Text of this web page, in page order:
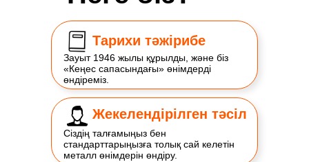
Тарихи тәжірибе
Зауыт 1946 жылы құрылды, және біз
«Кеңес сапасындағы» өнімдерді
өндіреміз.
Жекелендірілген тәсіл
Сіздің талғамыңыз бен
стандарттарыңызға толық сай келетін
металл өнімдерін өндіру.